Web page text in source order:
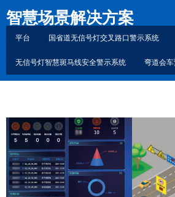
智慧场景解决方案
平台 国省道无信号灯交叉路口警示系统
无信号灯智慧斑马线安全警示系统 弯道会